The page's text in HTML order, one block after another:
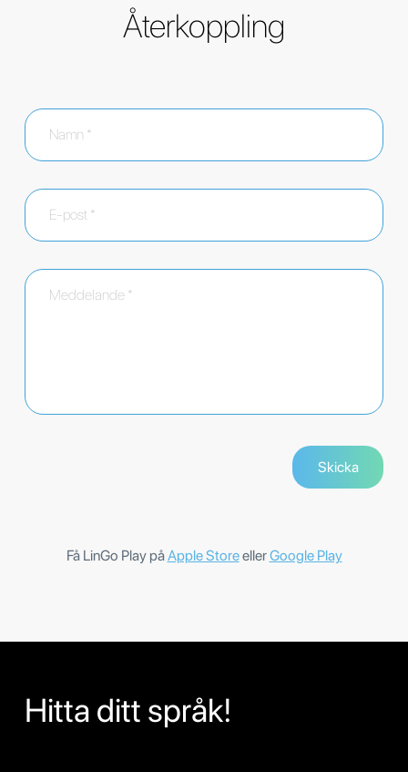
Återkoppling
Få LinGo Play påApple StoreellerGoogle Play
Hitta ditt språk!